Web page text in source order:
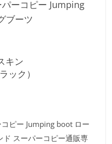
ーコピー Jumping
ブーツ
キン
ック）
ピー Jumping boot ロー
ド スーパーコピー通販専